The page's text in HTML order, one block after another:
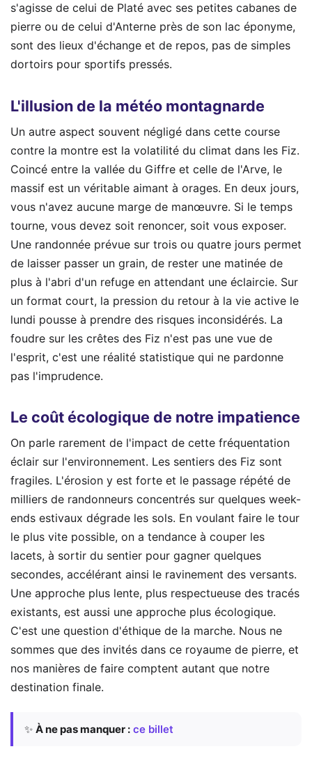
s'agisse de celui de Platé avec ses petites cabanes de
pierre ou de celui d'Anterne près de son lac éponyme,
sont des lieux d'échange et de repos, pas de simples
dortoirs pour sportifs pressés.
L'illusion de la météo montagnarde
Un autre aspect souvent négligé dans cette course
contre la montre est la volatilité du climat dans les Fiz.
Coincé entre la vallée du Giffre et celle de l'Arve, le
massif est un véritable aimant à orages. En deux jours,
vous n'avez aucune marge de manœuvre. Si le temps
tourne, vous devez soit renoncer, soit vous exposer.
Une randonnée prévue sur trois ou quatre jours permet
de laisser passer un grain, de rester une matinée de
plus à l'abri d'un refuge en attendant une éclaircie. Sur
un format court, la pression du retour à la vie active le
lundi pousse à prendre des risques inconsidérés. La
foudre sur les crêtes des Fiz n'est pas une vue de
l'esprit, c'est une réalité statistique qui ne pardonne
pas l'imprudence.
Le coût écologique de notre impatience
On parle rarement de l'impact de cette fréquentation
éclair sur l'environnement. Les sentiers des Fiz sont
fragiles. L'érosion y est forte et le passage répété de
milliers de randonneurs concentrés sur quelques week-
ends estivaux dégrade les sols. En voulant faire le tour
le plus vite possible, on a tendance à couper les
lacets, à sortir du sentier pour gagner quelques
secondes, accélérant ainsi le ravinement des versants.
Une approche plus lente, plus respectueuse des tracés
existants, est aussi une approche plus écologique.
C'est une question d'éthique de la marche. Nous ne
sommes que des invités dans ce royaume de pierre, et
nos manières de faire comptent autant que notre
destination finale.
✨ À ne pas manquer : ce billet